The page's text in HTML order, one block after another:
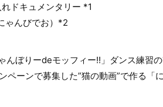
ドキュメンタリー *1
ゃんびでお）*2
んぼりーdeモッフィー!!」ダンス練習
ペーンで募集した”猫の動画”で作る「